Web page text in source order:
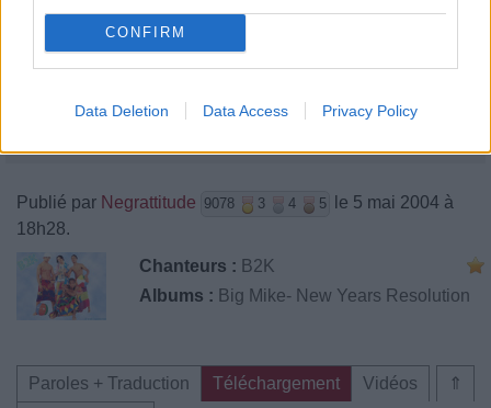
CONFIRM
Data Deletion Data Access Privacy Policy
Publié par Negrattitude 9078 3 4 5
le 5 mai 2004 à
18h28.
Chanteurs : B2K
Albums : Big Mike- New Years Resolution
⇑
Paroles + Traduction Téléchargement
Vidéos